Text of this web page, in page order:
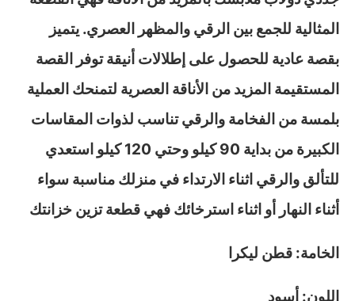
المثالية للجمع بين الرقي والمظهر العصري. يتميز
بقصة عادية للحصول على إطلالات أنيقة توفر القصة
المستقيمة المزيد من الأناقة العصرية لتمنحك العملية
بلمسة من الفخامة والرقي تناسب لذوات المقاسات
الكبيرة من بداية 90 كيلو وحتي 120 كيلو استعدي
للتألق والرقي اثناء الارتداء في منزلك مناسبة سواء
أثناء النهار أو اثناء استرخائك فهي قطعة تزين خزانتك
الخامة: قطن ليكرا
اللون: أسود